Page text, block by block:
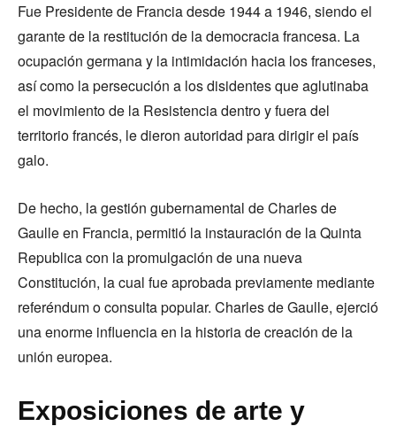
Fue Presidente de Francia desde 1944 a 1946, siendo el
garante de la restitución de la democracia francesa. La
ocupación germana y la intimidación hacia los franceses,
así como la persecución a los disidentes que aglutinaba
el movimiento de la Resistencia dentro y fuera del
territorio francés, le dieron autoridad para dirigir el país
galo.
De hecho, la gestión gubernamental de Charles de
Gaulle en Francia, permitió la instauración de la Quinta
Republica con la promulgación de una nueva
Constitución, la cual fue aprobada previamente mediante
referéndum o consulta popular. Charles de Gaulle, ejerció
una enorme influencia en la historia de creación de la
unión europea.
Exposiciones de arte y